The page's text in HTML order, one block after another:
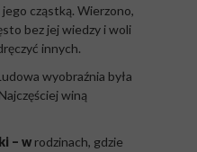
jego cząstką. Wierzono,
bez jej wiedzy i woli
innych.
wyobraźnia była
winą
– w rodzinach, gdzie